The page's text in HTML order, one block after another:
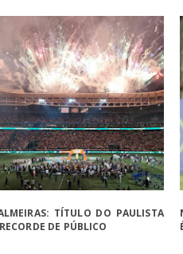
TÍTULO DO PAULISTA
DE PÚBLICO